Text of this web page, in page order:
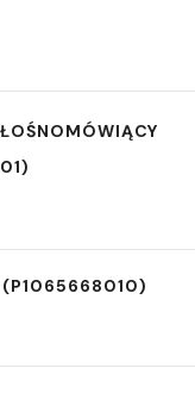
(P1065668010)